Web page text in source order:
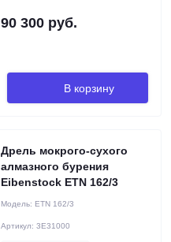
90 300 руб.
В корзину
Дрель мокрого-сухого
алмазного бурения
Eibenstock ETN 162/3
Модель: ETN 162/3
Артикул: 3E31000